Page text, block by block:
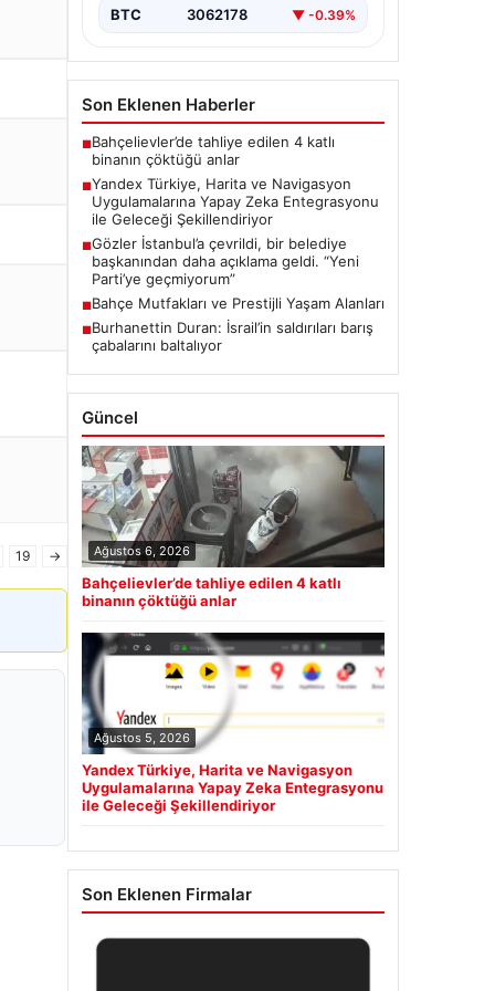
19 →
navigasyon…
BTC 3062178 ▼ -0.39%
Son Eklenen Haberler
■Bahçelievler’de tahliye edilen 4 katlı
binanın çöktüğü anlar
■Yandex Türkiye, Harita ve Navigasyon
Uygulamalarına Yapay Zeka Entegrasyonu
ile Geleceği Şekillendiriyor
■Gözler İstanbul’a çevrildi, bir belediye
başkanından daha açıklama geldi. “Yeni
Parti’ye geçmiyorum”
■Bahçe Mutfakları ve Prestijli Yaşam Alanları
■Burhanettin Duran: İsrail’in saldırıları barış
çabalarını baltalıyor
Güncel
Ağustos 6, 2026
Bahçelievler’de tahliye edilen 4 katlı
binanın çöktüğü anlar
Ağustos 5, 2026
Yandex Türkiye, Harita ve Navigasyon
Uygulamalarına Yapay Zeka Entegrasyonu
ile Geleceği Şekillendiriyor
Son Eklenen Firmalar